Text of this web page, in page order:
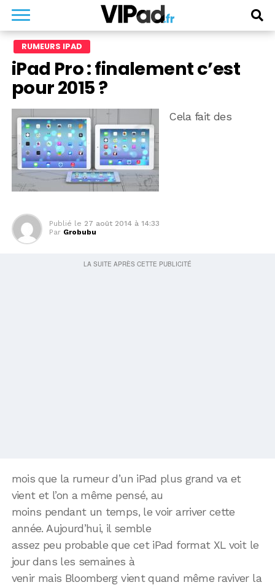
RUMEURS IPAD
iPad Pro : finalement c’est
pour 2015 ?
Cela fait des
Publié le 27 août 2014 à 14:33
Par Grobubu
mois que la rumeur d’un iPad plus grand va et
vient et l’on a même pensé, au
moins pendant un temps, le voir arriver cette
année. Aujourd’hui, il semble
assez peu probable que cet iPad format XL voit le
jour dans les semaines à
venir mais Bloomberg vient quand même raviver la